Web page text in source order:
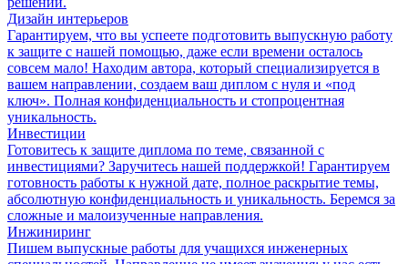
Дизайн интерьеров
Гарантируем, что вы успеете подготовить выпускную работу
к защите с нашей помощью, даже если времени осталось
совсем мало! Находим автора, который специализируется в
вашем направлении, создаем ваш диплом с нуля и «под
ключ». Полная конфиденциальность и стопроцентная
уникальность.
Инвестиции
Готовитесь к защите диплома по теме, связанной с
инвестициями? Заручитесь нашей поддержкой! Гарантируем
готовность работы к нужной дате, полное раскрытие темы,
абсолютную конфиденциальность и уникальность. Беремся за
сложные и малоизученные направления.
Инжиниринг
Пишем выпускные работы для учащихся инженерных